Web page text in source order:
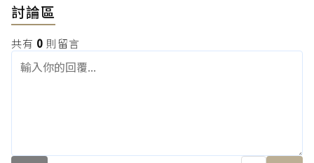
討論區
共有 0 則留言